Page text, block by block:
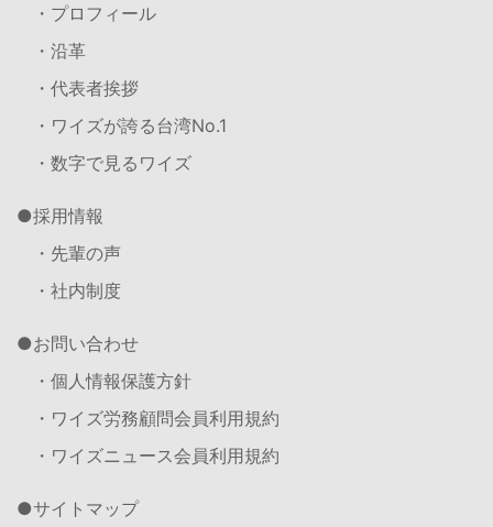
・プロフィール
・沿革
・代表者挨拶
・ワイズが誇る台湾No.1
・数字で見るワイズ
採用情報
・先輩の声
・社内制度
お問い合わせ
・個人情報保護方針
・ワイズ労務顧問会員利用規約
・ワイズニュース会員利用規約
サイトマップ